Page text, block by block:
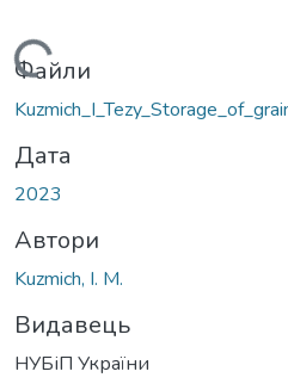
Вантажиться...
Файли
Дата
2023
Автори
Kuzmich, I. M.
Видавець
НУБіП України